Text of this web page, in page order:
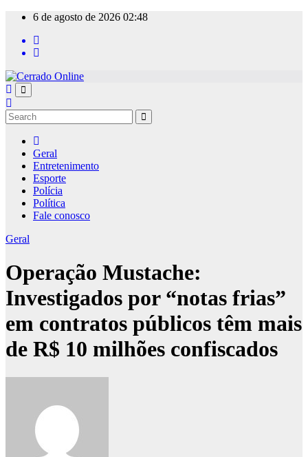
Skip
content
6 de agosto de 2026 02:48
Geral
Entretenimento
Esporte
Polícia
Política
Fale conosco
Geral
Operação Mustache:
Investigados por “notas frias”
em contratos públicos têm mais
de R$ 10 milhões confiscados